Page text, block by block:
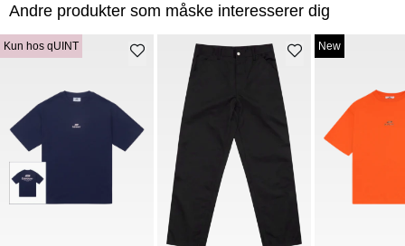
Andre produkter som måske interesserer dig
Kun hos qUINT New